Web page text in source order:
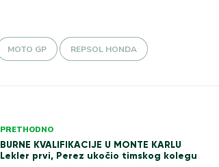
MOTO GP REPSOL HONDA
PRETHODNO
BURNE KVALIFIKACIJE U MONTE KARLU
Lekler prvi, Perez ukočio timskog kolegu